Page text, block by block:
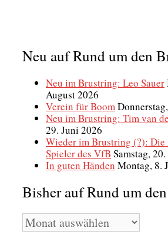
Neu auf Rund um den
Neu im Brustring: Leo Sauer
August 2026
Verein für Boom
Neu im Brustring: Tim van
29. Juni 2026
Wieder im Brustring (?): Die
Spieler des VfB Samstag,
In guten Händen Montag, 8.
Bisher auf Rund um
Bisher
auf